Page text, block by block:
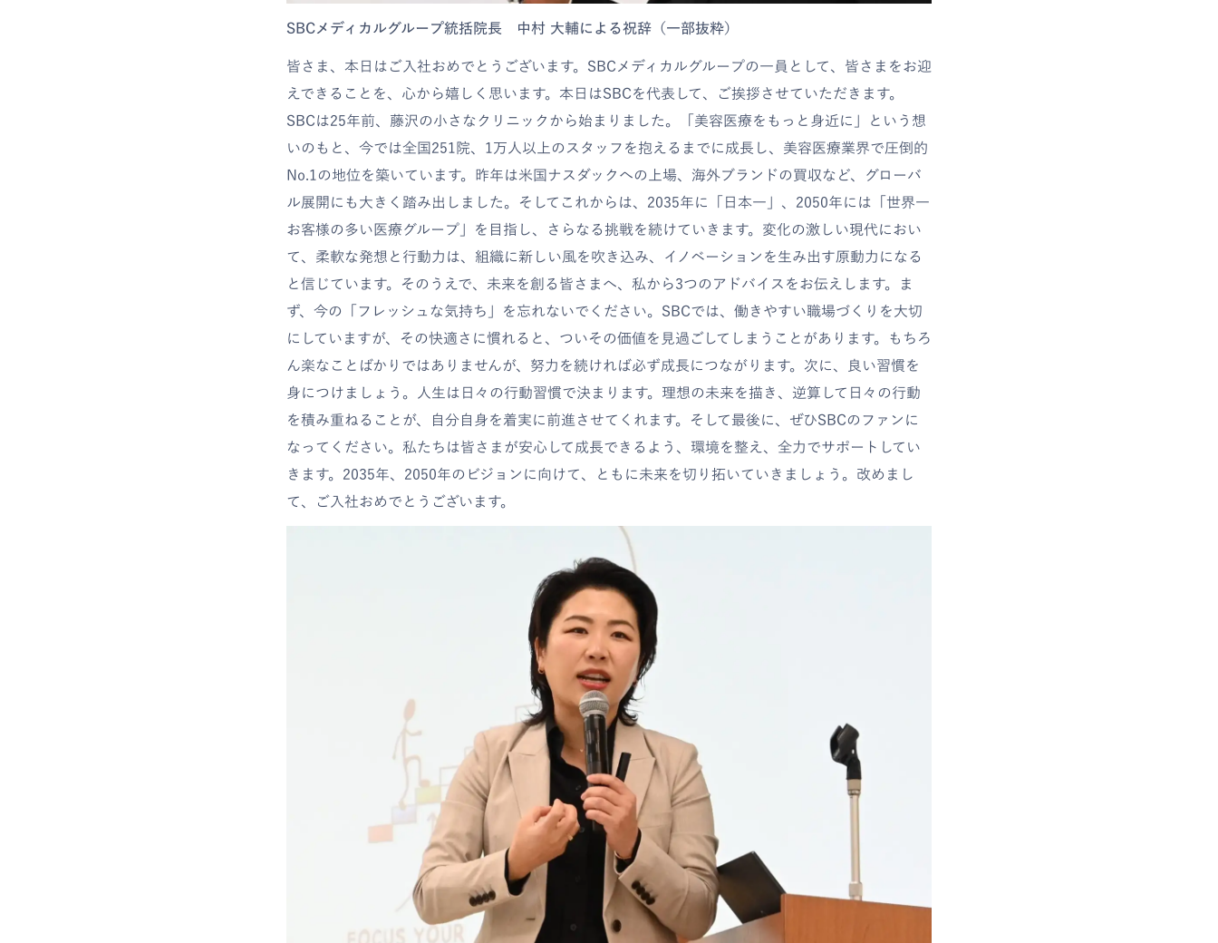
SBCメディカルグループ統括院長 中村 大輔による祝辞（一部抜粋）
皆さま、本日はご入社おめでとうございます。SBCメディカルグループの一員として、皆さまをお迎
えできることを、心から嬉しく思います。本日はSBCを代表して、ご挨拶させていただきます。
SBCは25年前、藤沢の小さなクリニックから始まりました。「美容医療をもっと身近に」という想
いのもと、今では全国251院、1万人以上のスタッフを抱えるまでに成長し、美容医療業界で圧倒的
No.1の地位を築いています。昨年は米国ナスダックへの上場、海外ブランドの買収など、グローバ
ル展開にも大きく踏み出しました。そしてこれからは、2035年に「日本一」、2050年には「世界一
お客様の多い医療グループ」を目指し、さらなる挑戦を続けていきます。変化の激しい現代におい
て、柔軟な発想と行動力は、組織に新しい風を吹き込み、イノベーションを生み出す原動力になる
と信じています。そのうえで、未来を創る皆さまへ、私から3つのアドバイスをお伝えします。ま
ず、今の「フレッシュな気持ち」を忘れないでください。SBCでは、働きやすい職場づくりを大切
にしていますが、その快適さに慣れると、ついその価値を見過ごしてしまうことがあります。もちろ
ん楽なことばかりではありませんが、努力を続ければ必ず成長につながります。次に、良い習慣を
身につけましょう。人生は日々の行動習慣で決まります。理想の未来を描き、逆算して日々の行動
を積み重ねることが、自分自身を着実に前進させてくれます。そして最後に、ぜひSBCのファンに
なってください。私たちは皆さまが安心して成長できるよう、環境を整え、全力でサポートしてい
きます。2035年、2050年のビジョンに向けて、ともに未来を切り拓いていきましょう。改めまし
て、ご入社おめでとうございます。